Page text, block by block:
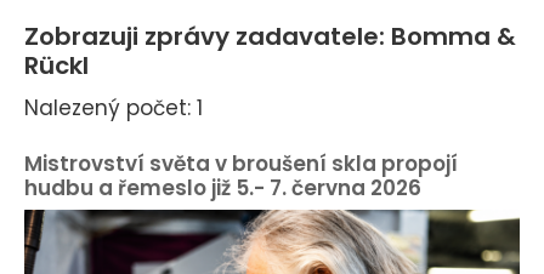
Zobrazuji zprávy zadavatele: Bomma &
Rückl
Nalezený počet: 1
Mistrovství světa v broušení skla propojí
hudbu a řemeslo již 5.- 7. června 2026